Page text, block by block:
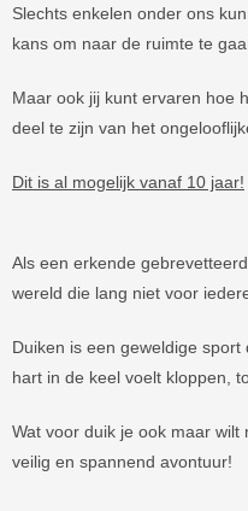
Slechts enkelen onder ons
kans om naar de ruimte te
Maar ook jij kunt ervaren hoe
deel te zijn van het
Dit is al mogelijk vanaf 10 jaar!
Als een erkende
wereld die lang niet voor
Duiken is een geweldige
hart in de keel voelt kloppen,
Wat voor duik je ook maar
veilig en spannend avontuur!